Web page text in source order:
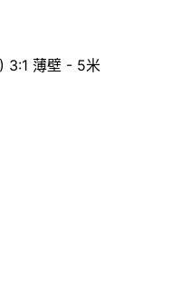
3:1 薄壁 - 5米